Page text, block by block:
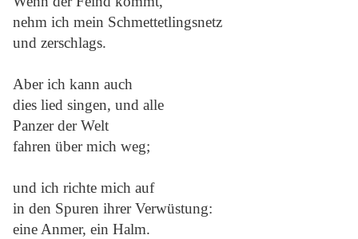
nehm ich mein Schmettetlingsnetz
und zerschlags.
Aber ich kann auch
dies lied singen, und alle
Panzer der Welt
fahren über mich weg;
und ich richte mich auf
in den Spuren ihrer Verwüstung:
eine Anmer, ein Halm.